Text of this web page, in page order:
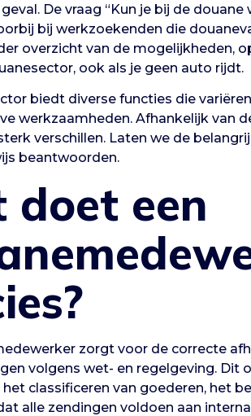
De vraag “Kun je bij de
bij werkzoekenden die
overzicht van de mogelijkheden,
ook als je geen auto rijdt.
biedt diverse functies die
werkzaamheden. Afhankelijk van
verschillen. Laten we de
beantwoorden.
doet een
zorgt voor de correcte
volgens wet- en regelgeving. Dit
classificeren van goederen, het
alle zendingen voldoen aan